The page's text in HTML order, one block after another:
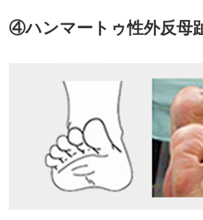
④ハンマートゥ性外反母